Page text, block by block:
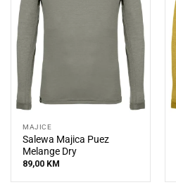
MAJICE
Salewa Majica Puez
Melange Dry
89,00 KM